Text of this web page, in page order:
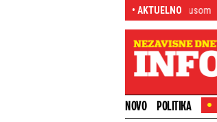
• AKTUELNO
sin zaigrao u pobedi nad Juventusom Situacija
NOVO POLITIKA